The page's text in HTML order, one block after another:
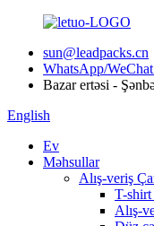
sun@leadpacks.cn
WhatsApp/
Bazar ertəsi -
English
Ev
Məhsullar
Alış-veriş
T-shirt
Alış-